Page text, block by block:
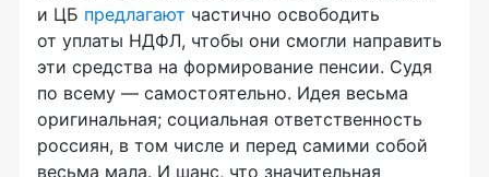
и ЦБ предлагают частично освободить
от уплаты НДФЛ, чтобы они смогли направить
эти средства на формирование пенсии. Судя
по всему — самостоятельно. Идея весьма
оригинальная; социальная ответственность
россиян, в том числе и перед самими собой
весьма мала. И шанс, что значительная